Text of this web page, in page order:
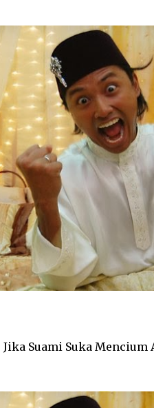
Suami Suka